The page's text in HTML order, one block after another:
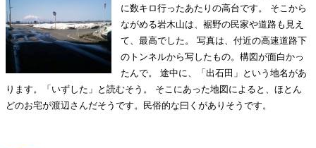
に数キロ行ったあたりの高台です。 そこから
ながめる岩木山は、裾野の民家や道路も見え
て、最高でした。 写真は、付近の高速道路下
のトンネルから写したもの。構図が面白かっ
たんで。 途中に、「出石田」という地名があ
ります。「いずした」と読むそう。 そこにあった地図によると、ほとん
どのお宅が渡辺さんだそうです。民俗的な曰くがありそうです。